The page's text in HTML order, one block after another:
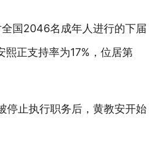
国2046名成年人进行的下届
正支持率为17%，位居第
停止执行职务后，黄教安开始